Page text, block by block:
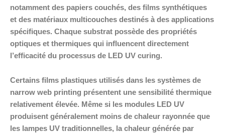
notamment des papiers couchés, des films synthétiques
et des matériaux multicouches destinés à des applications
spécifiques. Chaque substrat possède des propriétés
optiques et thermiques qui influencent directement
l’efficacité du processus de LED UV curing.
Certains films plastiques utilisés dans les systèmes de
narrow web printing présentent une sensibilité thermique
relativement élevée. Même si les modules LED UV
produisent généralement moins de chaleur rayonnée que
les lampes UV traditionnelles, la chaleur générée par